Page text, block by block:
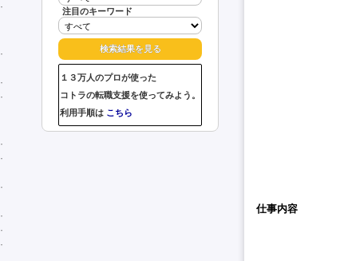
注目のキーワード
１３万人のプロが使った
コトラの転職支援を使ってみよう。
利用手順は こちら
仕事内容